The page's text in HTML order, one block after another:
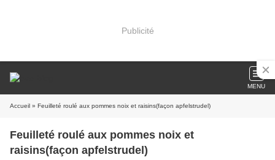
Publicité
MENU
Accueil » Feuilleté roulé aux pommes noix et raisins(façon apfelstrudel)
Feuilleté roulé aux pommes noix et
raisins(façon apfelstrudel)